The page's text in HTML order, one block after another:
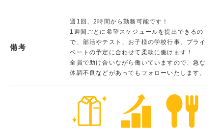
備考
週1回、2時間から勤務可能です！
1週間ごとに希望スケジュールを提出できるの
で、部活やテスト、お子様の学校行事、プライ
ベートの予定に合わせて柔軟に働けます！
全員で助け合いながら働いていますので、急な
体調不良などがあってもフォローいたします。